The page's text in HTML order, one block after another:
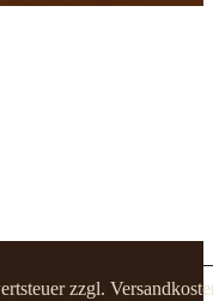
zzgl.